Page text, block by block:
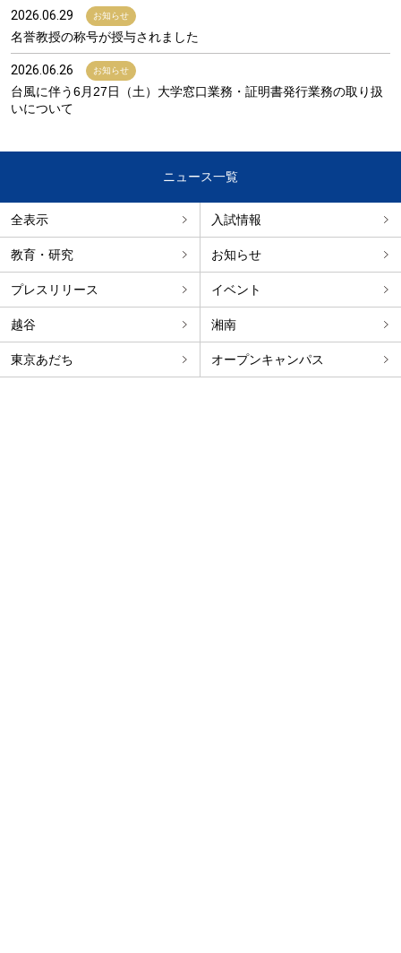
2026.06.29 お知らせ
名誉教授の称号が授与されました
2026.06.26 お知らせ
台風に伴う6月27日（土）大学窓口業務・証明書発行業務の取り扱
いについて
ニュース一覧
全表示 入試情報
教育・研究 お知らせ
プレスリリース イベント
越谷 湘南
東京あだち オープンキャンパス